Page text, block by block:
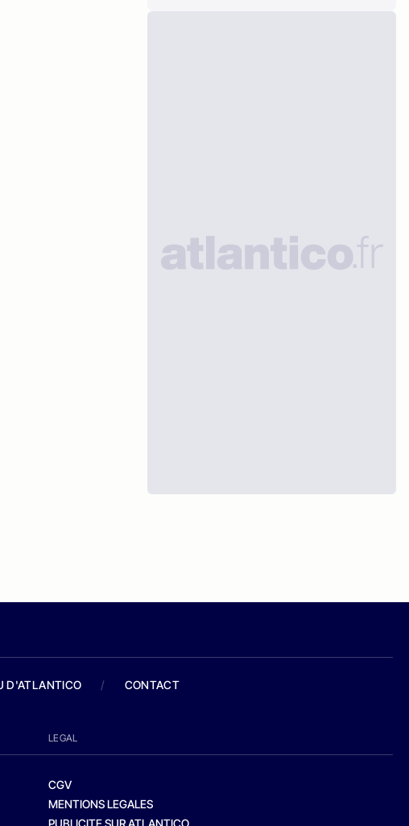
D'ATLANTICO / CONTACT
LEGAL
CGV
MENTIONS LEGALES
PUBLICITE SUR ATLANTICO